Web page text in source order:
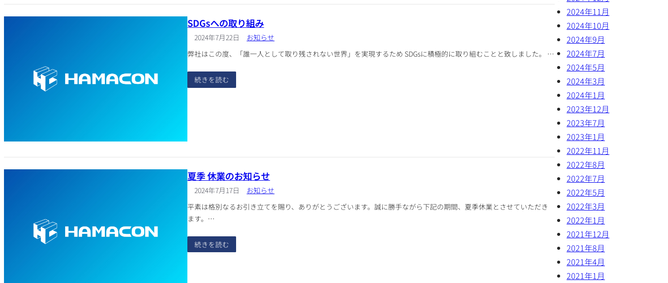
SDGsへの取り組み
2024年7月22日
お知らせ
弊社はこの度、「誰一人として取り残されない世界」を実現するため SDGsに積極的に取り組むことと致しました。 …
続きを読む
夏季 休業のお知らせ
2024年7月17日
お知らせ
平素は格別なるお引き立てを賜り、ありがとうございます。誠に勝手ながら下記の期間、夏季休業とさせていただき
ます。…
続きを読む
2024年11月
2024年10月
2024年9月
2024年7月
2024年5月
2024年3月
2024年1月
2023年12月
2023年7月
2023年1月
2022年11月
2022年8月
2022年7月
2022年5月
2022年3月
2022年1月
2021年12月
2021年8月
2021年4月
2021年1月